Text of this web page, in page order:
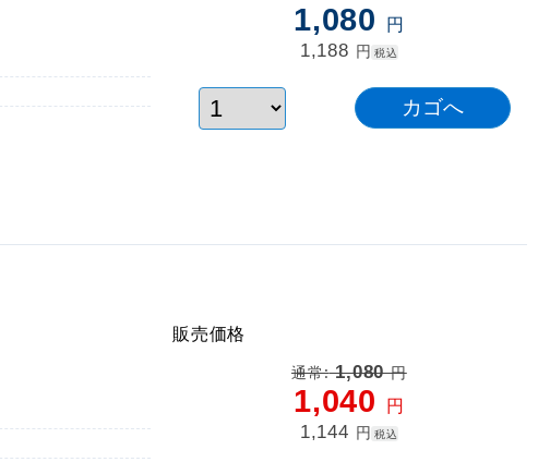
1,080 円
1,188 円 税込
販売価格
通常:1,080円
1,040 円
1,144 円 税込